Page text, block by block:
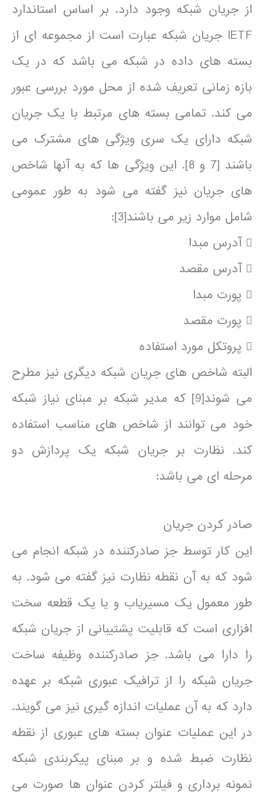
از جریان شبکه وجود دارد. بر اساس استاندارد
IETF جریان شبکه عبارت است از مجموعه ای از
بسته های داده در شبکه می باشد که در یک
بازه زمانی تعریف شده از محل مورد بررسی عبور
می کند. تمامی بسته های مرتبط با یک جریان
شبکه دارای یک سری ویژگی های مشترک می
باشند [7 و 8]. این ویژگی ها که به آنها شاخص
های جریان نیز گفته می شود به طور عمومی
شامل موارد زیر می باشند[3]:
 آدرس مبدا
 آدرس مقصد
 پورت مبدا
 پورت مقصد
 پروتکل مورد استفاده
البته شاخص های جریان شبکه دیگری نیز مطرح
می شوند[9] که مدیر شبکه بر مبنای نیاز شبکه
خود می توانند از شاخص های مناسب استفاده
کند. نظارت بر جریان شبکه یک پردازش دو
مرحله ای می باشد:
صادر کردن جریان
این کار توسط جز صادرکننده در شبکه انجام می
شود که به آن نقطه نظارت نیز گفته می شود. به
طور معمول یک مسیریاب و یا یک قطعه سخت
افزاری است که قابلیت پشتیبانی از جریان شبکه
را دارا می باشد. جز صادرکننده وظیفه ساخت
جریان شبکه را از ترافیک عبوری شبکه بر عهده
دارد که به آن عملیات اندازه گیری نیز می گویند.
در این عملیات عنوان بسته های عبوری از نقطه
نظارت ضبط شده و بر مبنای پیکربندی شبکه
نمونه برداری و فیلتر کردن عنوان ها صورت می